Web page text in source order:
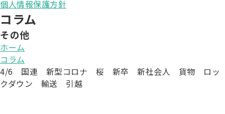
個人情報保護方針
コラム
その他
ホーム
コラム
4/6 国連 新型コロナ 桜 新卒 新社会人 貨物 ロッ
クダウン 輸送 引越